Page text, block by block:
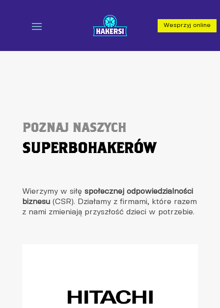
Wesprzyj online
POZNAJ NASZYCH
SUPERBOHAKERÓW
Wierzymy w siłę społecznej odpowiedzialności
biznesu(CSR). Działamy z firmami, które razem
z nami zmieniają przyszłość dzieci w potrzebie.